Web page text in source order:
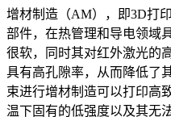
增材制造（AM），即3D打
部件，在热管理和导电领域
很软，同时其对红外激光的
具有高孔隙率，从而降低了
束进行增材制造可以打印高
温下固有的低强度以及其无